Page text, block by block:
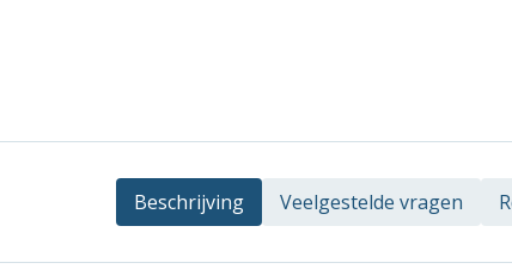
Beschrijving Veelgestelde vragen